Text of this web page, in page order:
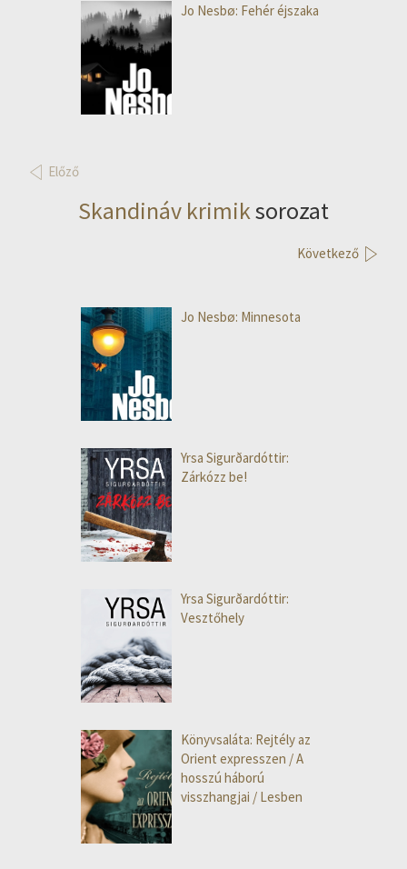
Jo Nesbø: Fehér éjszaka
Előző
Skandináv krimiksorozat
Következő
Jo Nesbø: Minnesota
Yrsa Sigurðardóttir:
Zárkózz be!
Yrsa Sigurðardóttir:
Vesztőhely
Könyvsaláta: Rejtély az
Orient expresszen / A
hosszú háború
visszhangjai / Lesben